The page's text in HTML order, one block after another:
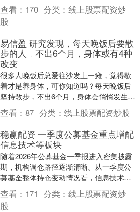
2025年度和2026年一季度财务决算....
查看： 170 分类： 线上股票配资炒
股
易信盈 研究发现，每天晚饭后要散
步的人，不出6个月，身体或有4种
改变
很多人晚饭后总爱往沙发上一瘫，觉得歇
着才是养身体，可你知道吗？每天晚饭后
坚持散步，不出6个月，身体会悄悄发生4
种惊喜改变，这可不是空穴来风，是多项
研究证实的事实....
查看： 87 分类： 线上股票配资炒股
稳赢配资 一季度公募基金重点增配
信息技术等板块
随着2026年公募基金一季报进入密集披露
期，机构调仓路径逐渐清晰。从一季度公
募基金整体持仓变动情况看，信息技术、
高端工业及新材料板块成为资金流入的主
要领域。 其....
查看： 171 分类： 线上股票配资炒
股